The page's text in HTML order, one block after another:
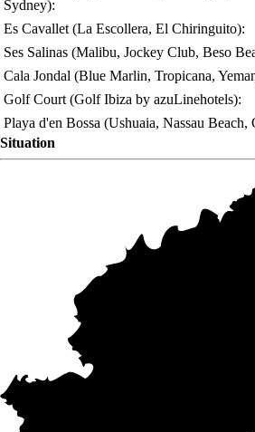
Sydney):
Es Cavallet (La Escollera, El Chiringuito):
Ses Salinas (Malibu, Jockey Club, Beso
Cala Jondal (Blue Marlin, Tropicana,
Golf Court (Golf Ibiza by azuLinehotels):
Playa d'en Bossa (Ushuaia, Nassau Beach,
Situation